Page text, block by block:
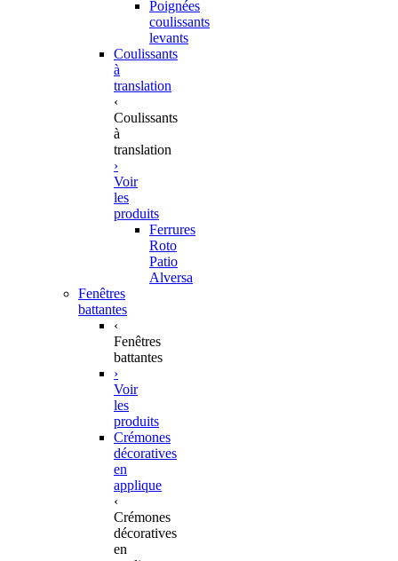
Poignées
coulissants
levants
Coulissants
à
translation
‹
Coulissants
à
translation
›
Voir
les
produits
Ferrures
Roto
Patio
Alversa
Fenêtres
battantes
‹
Fenêtres
battantes
›
Voir
les
produits
Crémones
décoratives
en
applique
‹
Crémones
décoratives
en